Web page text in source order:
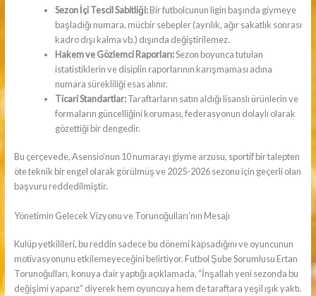
Sezon İçi Tescil Sabitliği:Bir futbolcunun ligin başında giymeye
başladığı numara, mücbir sebepler (ayrılık, ağır sakatlık sonrası
kadro dışı kalma vb.) dışında değiştirilemez.
Hakem ve Gözlemci Raporları:Sezon boyunca tutulan
istatistiklerin ve disiplin raporlarının karışmaması adına
numara sürekliliği esas alınır.
Ticari Standartlar:Taraftarların satın aldığı lisanslı ürünlerin ve
formaların güncelliğini koruması, federasyonun dolaylı olarak
gözettiği bir dengedir.
Bu çerçevede, Asensio’nun 10 numarayı giyme arzusu, sportif bir talepten
öte teknik bir engel olarak görülmüş ve 2025-2026 sezonu için geçerli olan
başvuru reddedilmiştir.
Yönetimin Gelecek Vizyonu ve Torunoğulları’nın Mesajı
Kulüp yetkilileri, bu reddin sadece bu dönemi kapsadığını ve oyuncunun
motivasyonunu etkilemeyeceğini belirtiyor. Futbol Şube Sorumlusu Ertan
Torunoğulları, konuya dair yaptığı açıklamada, “İnşallah yeni sezonda bu
değişimi yaparız” diyerek hem oyuncuya hem de taraftara yeşil ışık yaktı.